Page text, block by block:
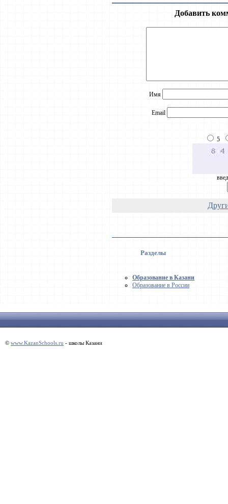
Добавить
Имя
Email
5
Разделы
Образование в Казани
Образование в России
© www.KazanSchools.ru - школы Казани